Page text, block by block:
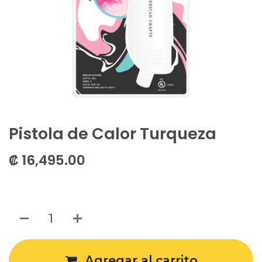
Pistola de Calor Turqueza
₡ 16,495.00